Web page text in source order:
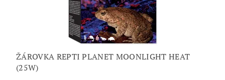
ŽÁROVKA REPTI PLANET MOONLIGHT HEAT
(25W)